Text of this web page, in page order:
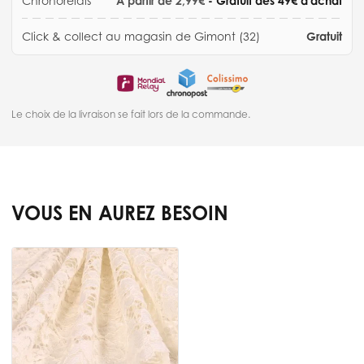
Click & collect au magasin de Gimont (32) Gratuit
Le choix de la livraison se fait lors de la commande.
VOUS EN AUREZ BESOIN
Press to skip carousel